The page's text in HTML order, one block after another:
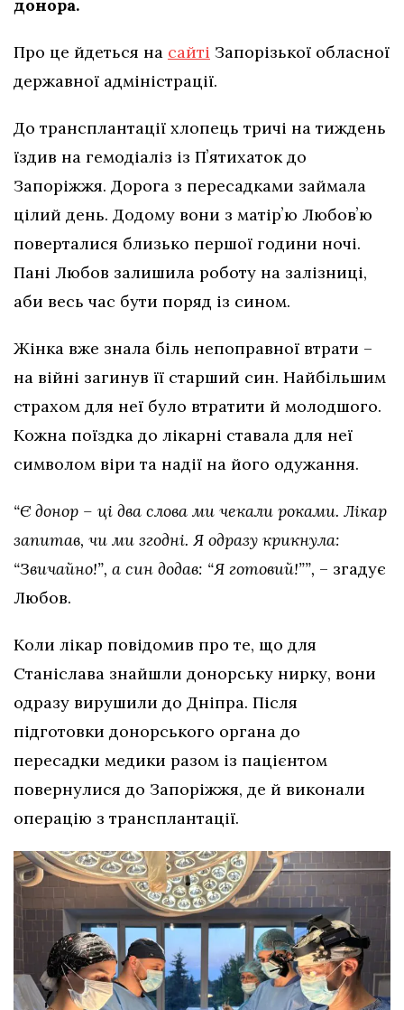
донора.
Про це йдеться на сайті Запорізької обласної
державної адміністрації.
До трансплантації хлопець тричі на тиждень
їздив на гемодіаліз із Пʼятихаток до
Запоріжжя. Дорога з пересадками займала
цілий день. Додому вони з матірʼю Любовʼю
поверталися близько першої години ночі.
Пані Любов залишила роботу на залізниці,
аби весь час бути поряд із сином.
Жінка вже знала біль непоправної втрати –
на війні загинув її старший син. Найбільшим
страхом для неї було втратити й молодшого.
Кожна поїздка до лікарні ставала для неї
символом віри та надії на його одужання.
“Є донор – ці два слова ми чекали роками. Лікар
запитав, чи ми згодні. Я одразу крикнула:
“Звичайно!”, а син додав: “Я готовий!””, – згадує
Любов.
Коли лікар повідомив про те, що для
Станіслава знайшли донорську нирку, вони
одразу вирушили до Дніпра. Після
підготовки донорського органа до
пересадки медики разом із пацієнтом
повернулися до Запоріжжя, де й виконали
операцію з трансплантації.